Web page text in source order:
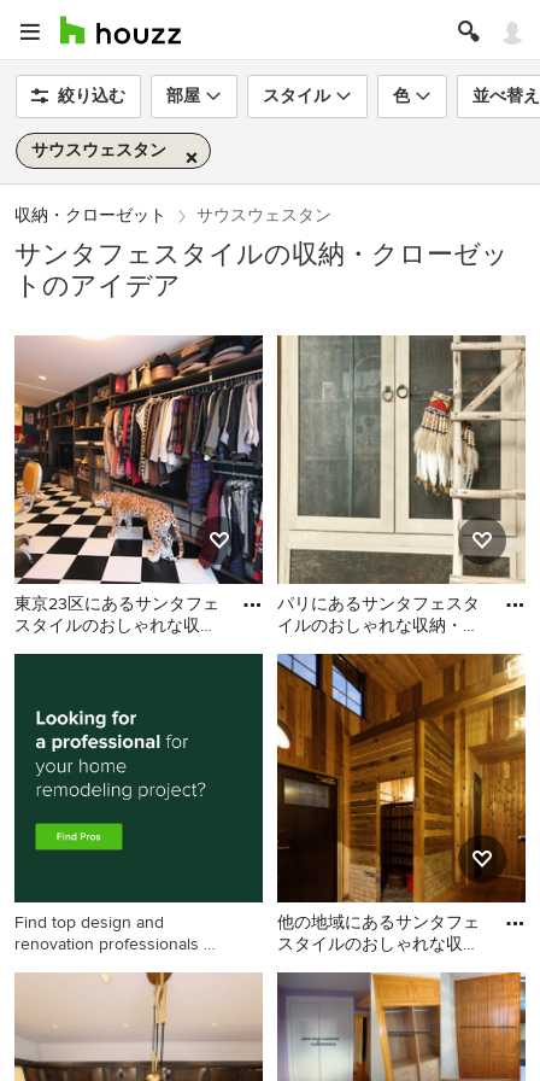
絞り込む 部屋 スタイル 色 並べ替え
サウスウェスタン
収納・クローゼット サウスウェスタン
サンタフェスタイルの収納・クローゼッ
トのアイデア
東京23区にあるサンタフェ
スタイルのおしゃれな収
東京23区にあるサンタフェ
納・クローゼットの写真
パリにあるサンタフェスタ
イルのおしゃれな収納・ク
パリにあるサンタフェスタ
イルのおしゃれな収納・ク
ローゼットの写真
Find top design and
renovation professionals on
他の地域にあるサンタフェ
スタイルのおしゃれな収
他の地域にあるサンタフェ
スタイルのおしゃれな収
納・クローゼットの写真